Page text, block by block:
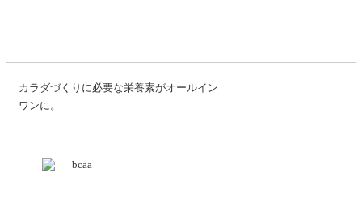
カラダづくりに必要な栄養素がオールイン
ワンに。